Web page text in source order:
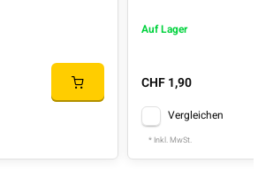
Auf Lager
CHF 1,90
Vergleichen
* Inkl. MwSt.